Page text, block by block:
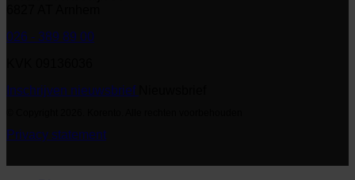
026 - 389 89 00
Inschrijven nieuwsbrief
Privacy statement